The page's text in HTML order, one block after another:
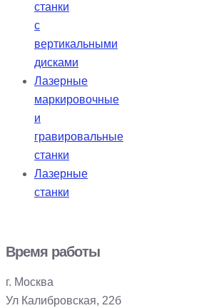
станки
с
вертикальными
дисками
Лазерные
маркировочные
и
гравировальные
станки
Лазерные
станки
Время работы
г. Москва
Ул Калибровская, 22б